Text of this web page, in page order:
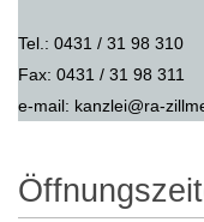
Tel.: 0431 / 31 98 310
Fax: 0431 / 31 98 311
e-mail: kanzlei@ra-